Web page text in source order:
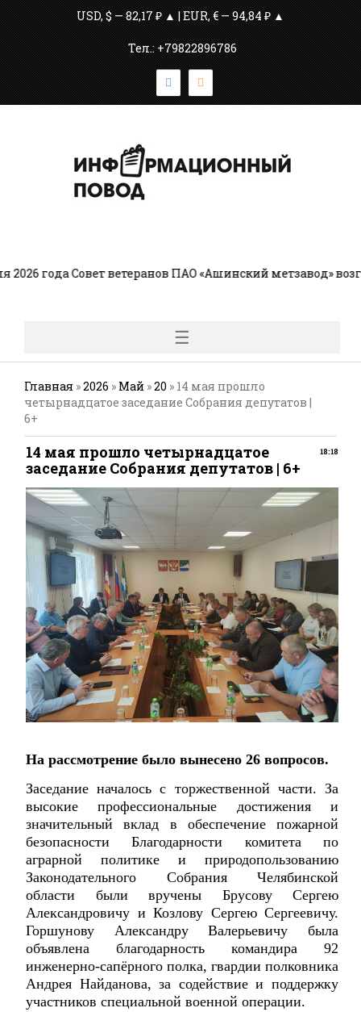
USD, $ — 82,17 ₽ ▲ | EUR, € — 94,84 ₽ ▲
Тел.: +79822896786
года Совет ветеранов ПАО «Ашинский метзавод»
☰
Главная »2026 » Май »20 » 14 мая прошло
четырнадцатое заседание Собрания депутатов |
6+
18:18
14 мая прошло четырнадцатое
заседание Собрания депутатов | 6+
На рассмотрение было вынесено 26 вопросов.
Заседание началось с торжественной части. За
высокие профессиональные достижения и
значительный вклад в обеспечение пожарной
безопасности Благодарности комитета по
аграрной политике и природопользованию
Законодательного Собрания Челябинской
области были вручены Брусову Сергею
Александровичу и Козлову Сергею Сергеевичу.
Горшунову Александру Валерьевичу была
объявлена благодарность командира 92
инженерно-сапёрного полка, гвардии полковника
Андрея Найданова, за содействие и поддержку
участников специальной военной операции.